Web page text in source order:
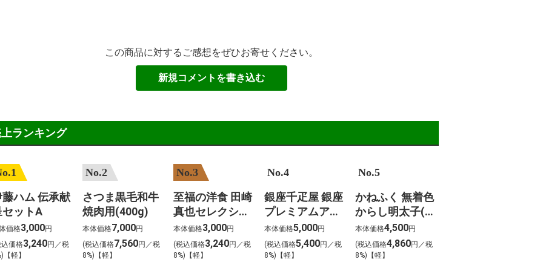
この商品に対するご感想をぜひお寄せください。
新規コメントを書き込む
ランキング
藤ハム 伝承献
セットA
価格3,000円
込価格3,240円／税
【軽】
No.2
さつま黒毛和牛
焼肉用(400g)
本体価格7,000円
(税込価格7,560円／税
8%)【軽】
No.3
至福の洋食 田崎
真也セレクショ
ン(12個)
本体価格3,000円
(税込価格3,240円／税
8%)【軽】
No.4
銀座千疋屋 銀座
プレミアムアイ
ス(10個)
本体価格5,000円
(税込価格5,400円／税
8%)【軽】
No.5
かねふく 無着色
からし明太子(北
海道産)
本体価格4,500円
(税込価格4,860円／税
8%)【軽】